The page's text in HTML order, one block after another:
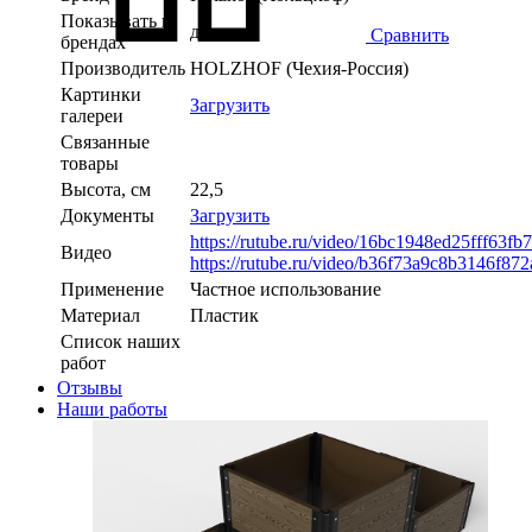
Сравнить
Показывать в
брендах
да
Производитель HOLZHOF (Чехия-Россия)
Картинки
галереи
Загрузить
Связанные
товары
Высота, см
22,5
Документы
Загрузить
Видео
https://rutube.ru/video/
https://rutube.ru/video/
Применение
Частное использование
Материал
Пластик
Список наших
работ
Отзывы
Наши работы